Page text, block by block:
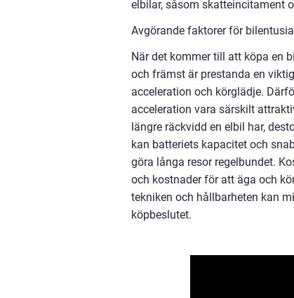
elbilar, såsom skatteincitament
Avgörande faktorer för
När det kommer till att köpa en
och främst är prestanda en
acceleration och körglädje.
acceleration vara särskilt
längre räckvidd en elbil har,
kan batteriets kapacitet och
göra långa resor regelbundet.
och kostnader för att äga och
tekniken och hållbarheten kan
köpbeslutet.